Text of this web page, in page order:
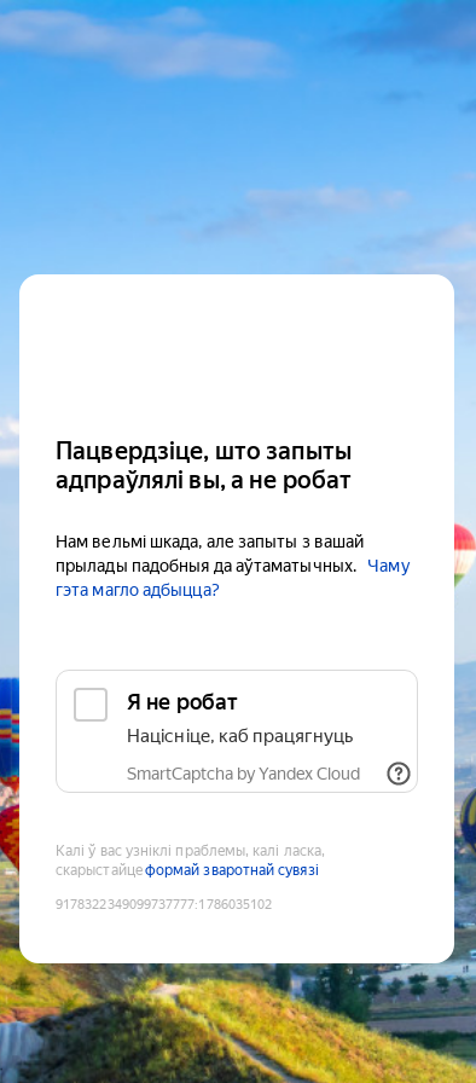
Пацвердзіце, што запыты
адпраўлялі вы, а не робат
Нам вельмі шкада, але запыты з вашай
прылады падобныя да аўтаматычных.
Чаму
гэта магло адбыцца?
Я не робат
Націсніце, каб працягнуць
SmartCaptcha by Yandex Cloud
Калі ў вас узніклі праблемы, калі ласка,
скарыстайцеформай зваротнай сувязі
9178322349099737777:1786035102